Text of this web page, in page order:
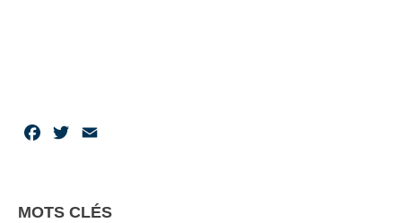
Facebook
Twitter
MOTS CLÉS